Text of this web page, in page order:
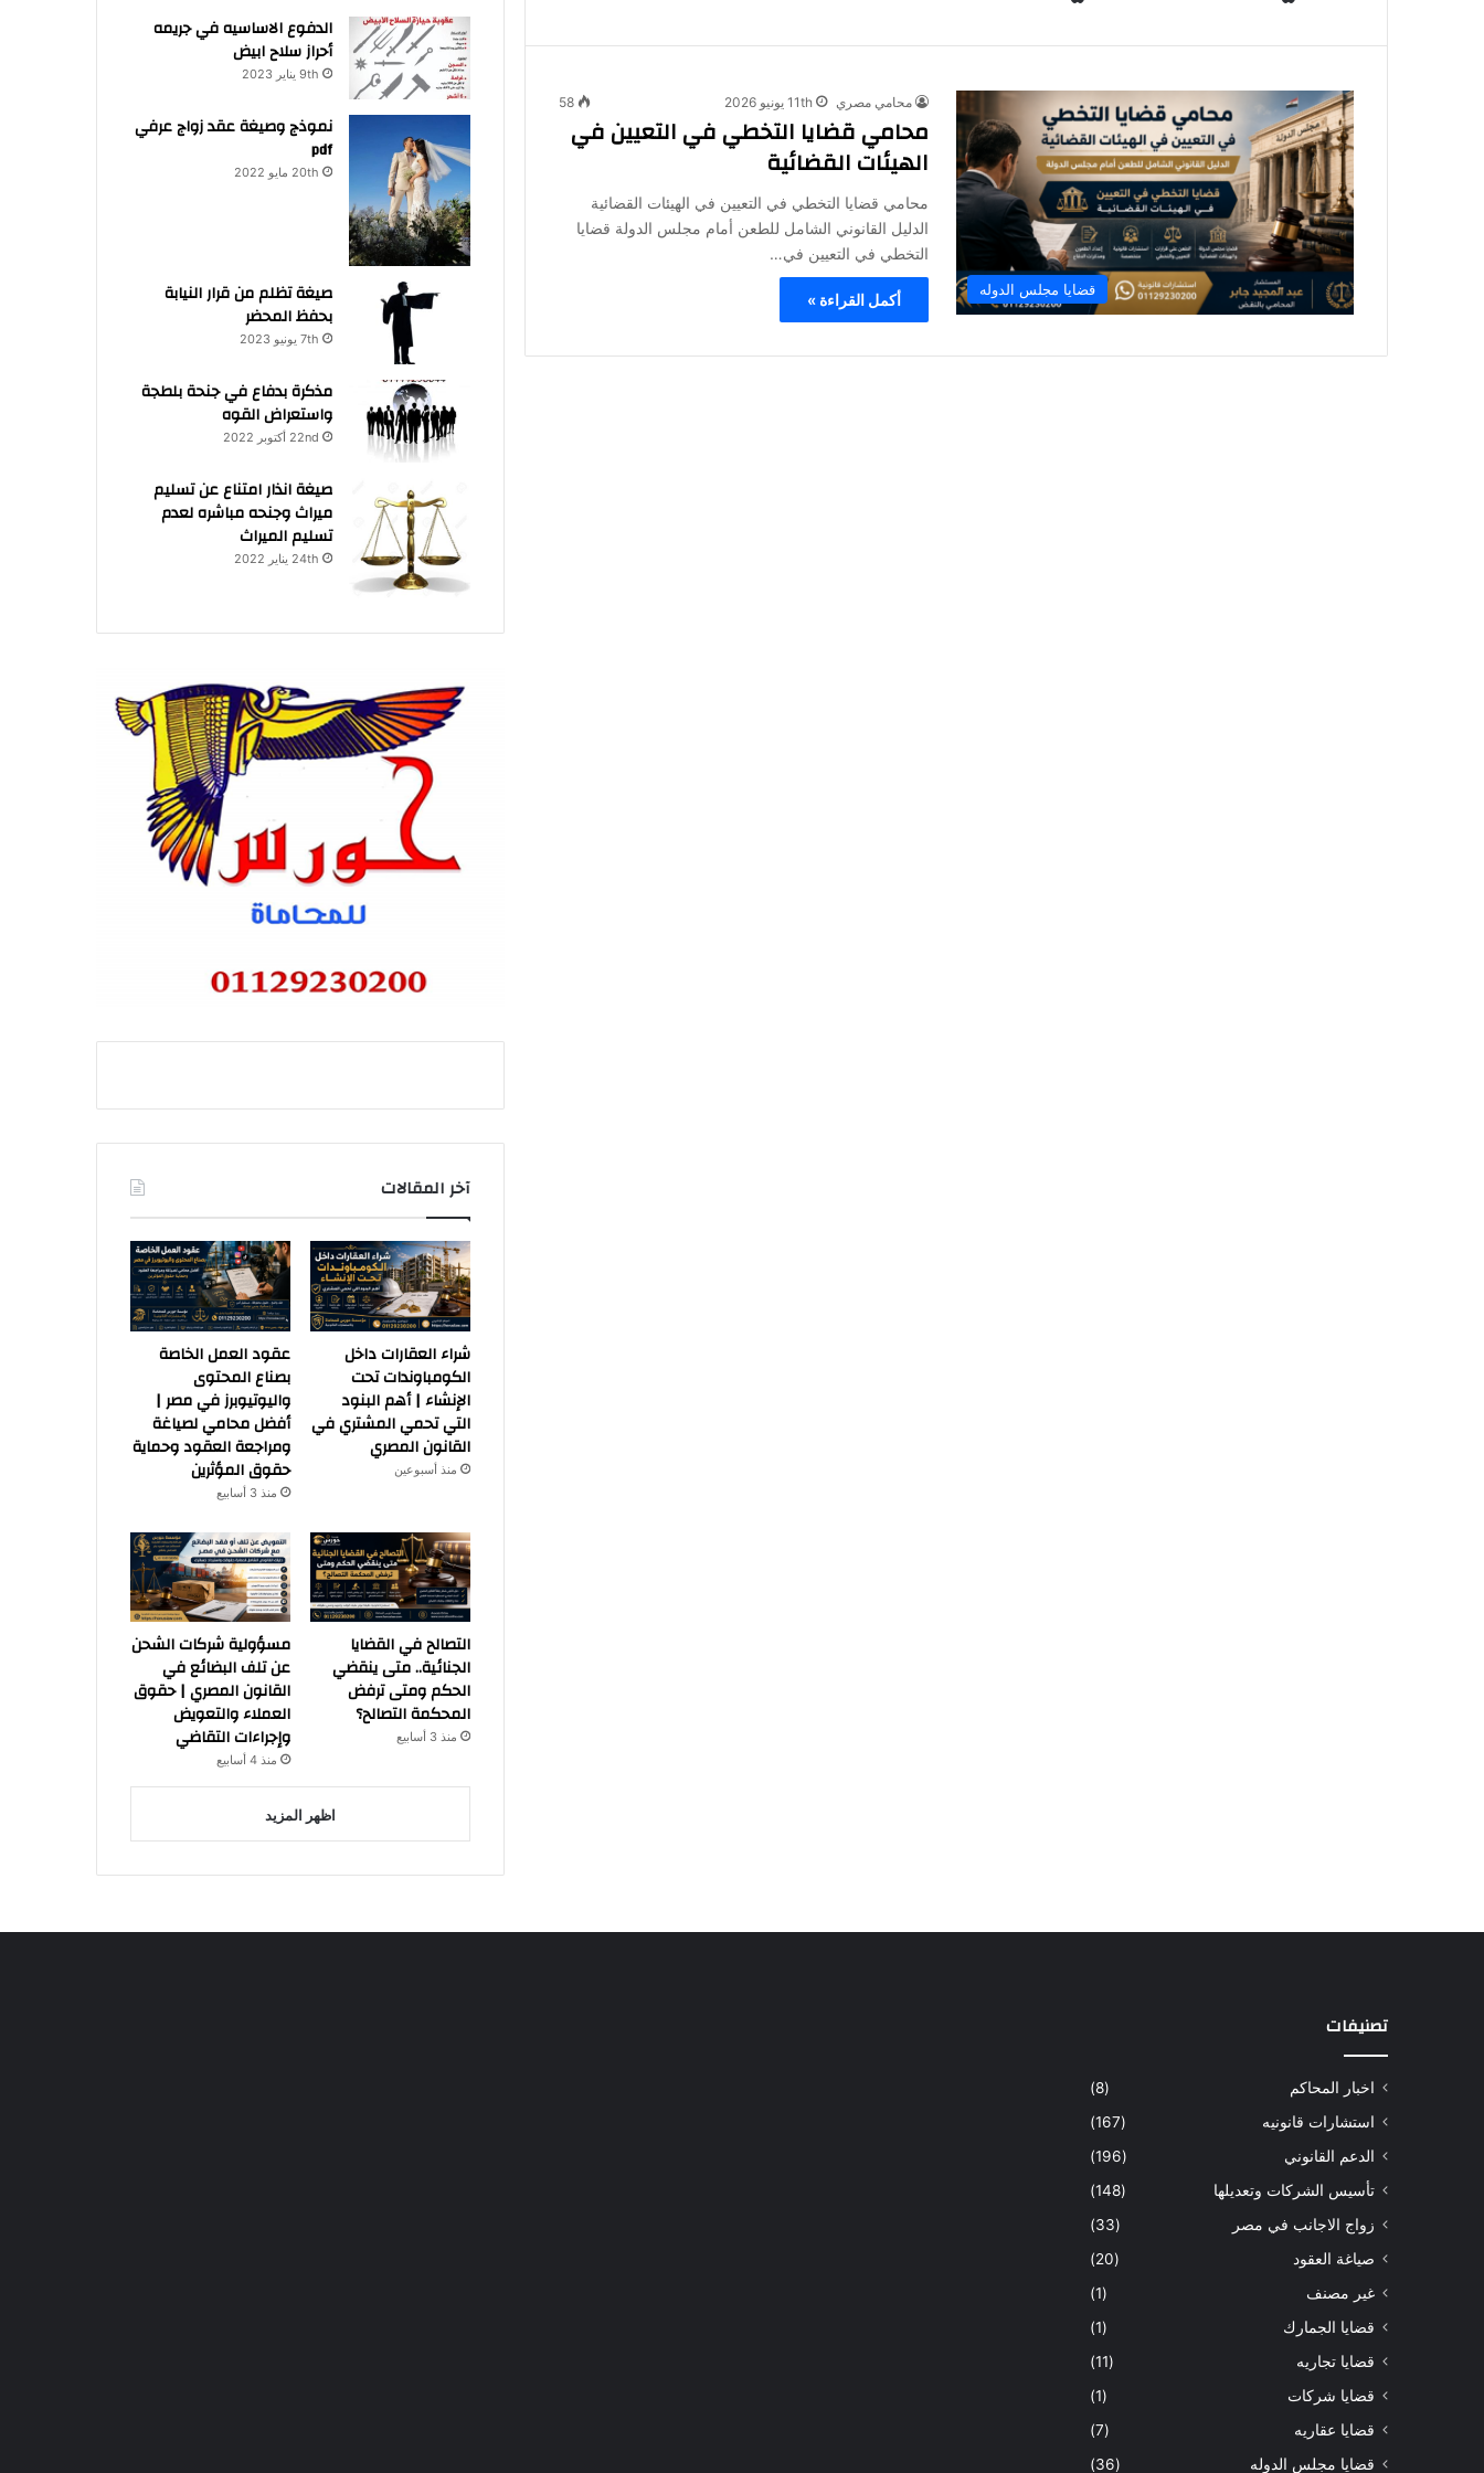
قضايا مجلس الدوله
محامي مصري 11th يونيو 2026 58
محامي قضايا التخطي في التعيين في
الهيئات القضائية
محامي قضايا التخطي في التعيين في الهيئات القضائية
الدليل القانوني الشامل للطعن أمام مجلس الدولة قضايا
التخطي في التعيين في…
أكمل القراءة »
الدفوع الاساسيه في جريمه
أحراز سلاح ابيض
9th يناير 2023
نموذج وصيغة عقد زواج عرفي
pdf
20th مايو 2022
صيغة تظلم من قرار النيابة
بحفظ المحضر
7th يونيو 2023
مذكرة بدفاع في جنحة بلطجة
واستعراض القوه
22nd أكتوبر 2022
صيغة انذار امتناع عن تسليم
ميراث وجنحه مباشره لعدم
تسليم الميراث
24th يناير 2022
آخر المقالات
شراء العقارات داخل
الكومباوندات تحت
الإنشاء | أهم البنود
التي تحمي المشتري في
القانون المصري
منذ أسبوعين
عقود العمل الخاصة
بصناع المحتوى
واليوتيوبرز في مصر |
أفضل محامي لصياغة
ومراجعة العقود وحماية
حقوق المؤثرين
منذ 3 أسابيع
التصالح في القضايا
الجنائية.. متى ينقضي
الحكم ومتى ترفض
المحكمة التصالح؟
منذ 3 أسابيع
مسؤولية شركات الشحن
عن تلف البضائع في
القانون المصري | حقوق
العملاء والتعويض
وإجراءات التقاضي
منذ 4 أسابيع
اظهر المزيد
تصنيفات
اخبار المحاكم
(8)
استشارات قانونيه
(167)
الدعم القانوني
(196)
تأسيس الشركات وتعديلها
(148)
زواج الاجانب في مصر
(33)
صياغة العقود
(20)
غير مصنف
(1)
قضايا الجمارك
(1)
قضايا تجاريه
(11)
قضايا شركات
(1)
قضايا عقاريه
(7)
قضايا مجلس الدوله
(36)